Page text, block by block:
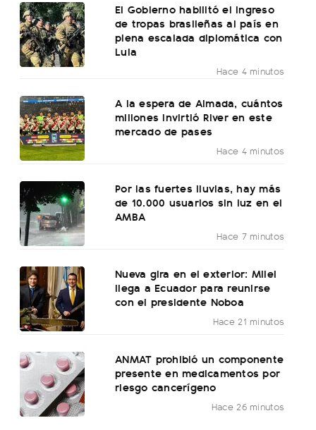
El Gobierno habilitó el ingreso
de tropas brasileñas al país en
plena escalada diplomática con
Lula
Hace 4 minutos
A la espera de Almada, cuántos
millones invirtió River en este
mercado de pases
Hace 4 minutos
Por las fuertes lluvias, hay más
de 10.000 usuarios sin luz en el
AMBA
Hace 7 minutos
Nueva gira en el exterior: Milei
llega a Ecuador para reunirse
con el presidente Noboa
Hace 21 minutos
ANMAT prohibió un componente
presente en medicamentos por
riesgo cancerígeno
Hace 26 minutos